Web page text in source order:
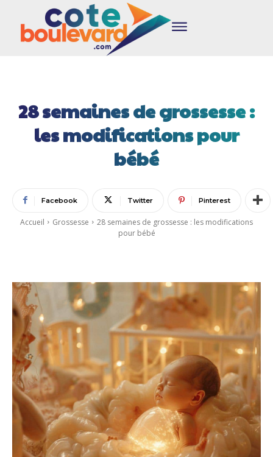
28 semaines de grossesse :
les modifications pour
bébé
Facebook Twitter Pinterest
Accueil Grossesse
28 semaines de grossesse : les modifications
pour bébé